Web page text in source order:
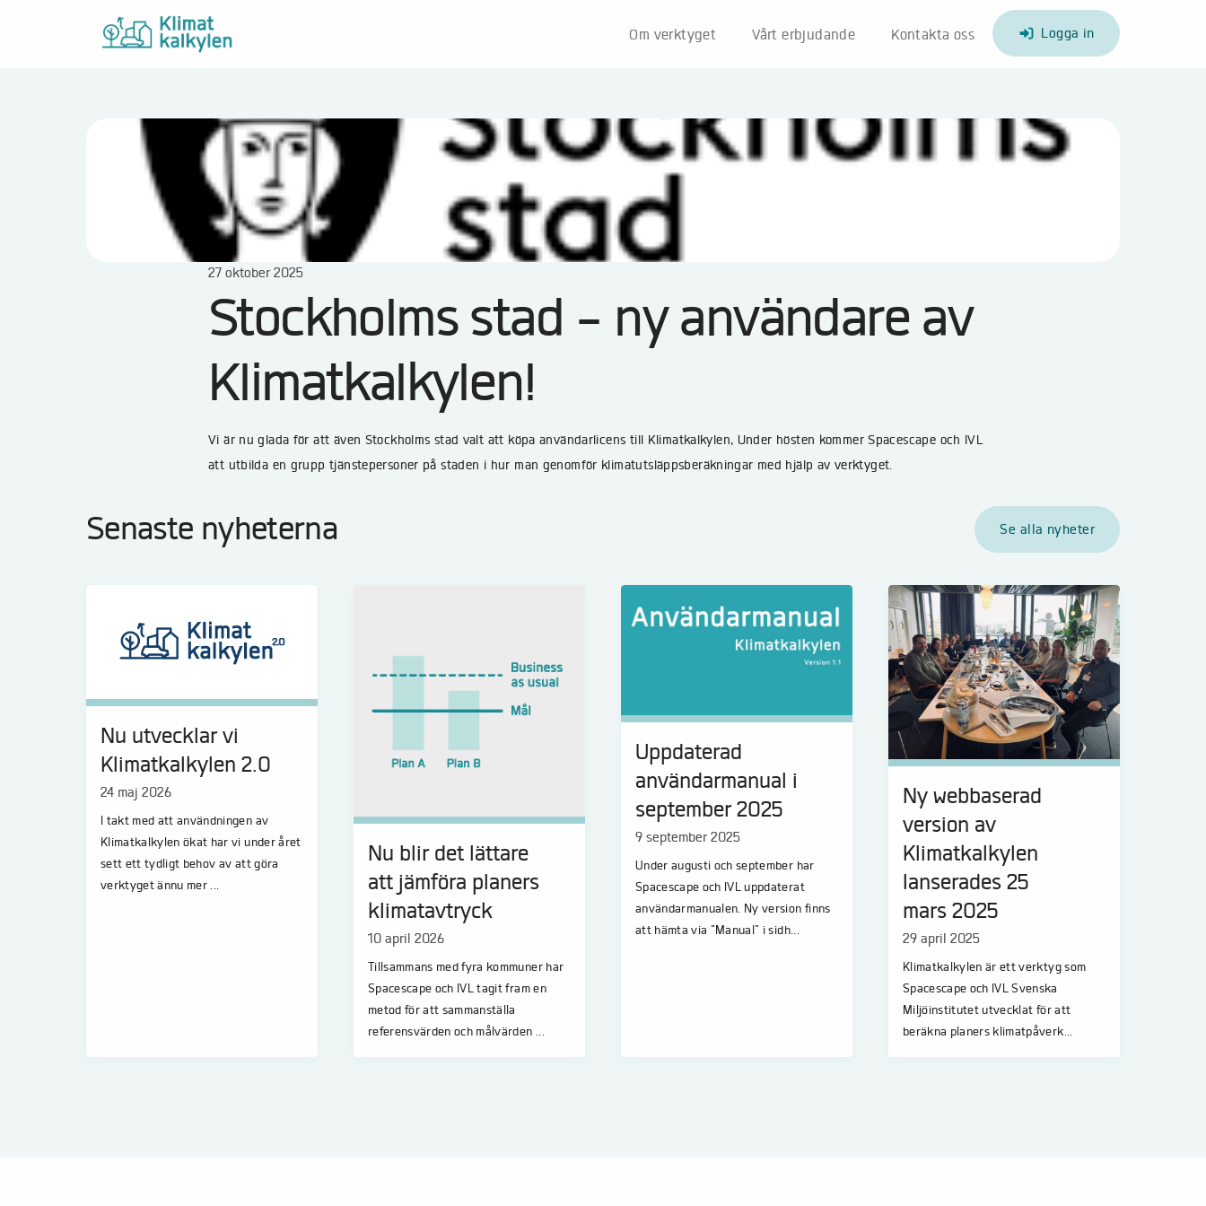
Om verktyget Vårt erbjudande Kontakta oss Logga in
27 oktober 2025
Stockholms stad - ny användare av
Klimatkalkylen!
Vi är nu glada för att även Stockholms stad valt att köpa användarlicens till Klimatkalkylen, Under hösten kommer Spacescape och IVL
att utbilda en grupp tjänstepersoner på staden i hur man genomför klimatutsläppsberäkningar med hjälp av verktyget.
Senaste nyheterna
Nu utvecklar vi
Klimatkalkylen 2.0
24 maj 2026
I takt med att användningen av
Klimatkalkylen ökat har vi under året
sett ett tydligt behov av att göra
verktyget ännu mer ...
Nu blir det lättare
att jämföra planers
klimatavtryck
10 april 2026
Tillsammans med fyra kommuner har
Spacescape och IVL tagit fram en
metod för att sammanställa
referensvärden och målvärden ...
Uppdaterad
användarmanual i
september 2025
9 september 2025
Under augusti och september har
Spacescape och IVL uppdaterat
användarmanualen. Ny version finns
att hämta via "Manual" i sidh...
Ny webbaserad
version av
Klimatkalkylen
lanserades 25
mars 2025
29 april 2025
Klimatkalkylen är ett verktyg som
Spacescape och IVL Svenska
Miljöinstitutet utvecklat för att
beräkna planers klimatpåverk...
Se alla nyheter